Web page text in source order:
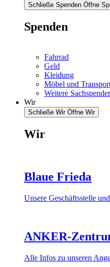
Schließe Spenden Öffne
Spenden
Fahrrad
Geld
Kleidung
Möbel und
Weitere
Wir
Schließe Wir Öffne Wir
Wir
Blaue Frieda
Unsere Geschäftsstelle
ANKER-
Alle Infos zu unseren